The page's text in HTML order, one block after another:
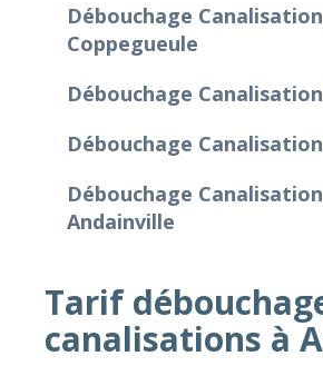
Débouchage
Coppegueule
Débouchage
Débouchage
Débouchage
Andainville
Tarif
canalisations à